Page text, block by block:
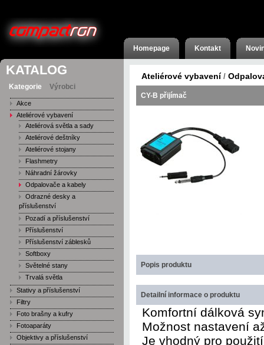
Homepage Kontakt
KATALOG
Kategorie Výrobci
Akce
Ateliérové vybavení
Ateliérová světla a sady
Ateliérové deštníky
Ateliérové stojany
Flashmetry
Náhradní žárovky
Odpalovače a kabely
Odrazné desky a
příslušenství
Pozadí a příslušenství
Příslušenství
Příslušenství záblesků
Softboxy
Světelné stany
Trvalá světla
Stativy a příslušenství
Filtry
Foto brašny a kufry
Fotoaparáty
Objektivy a příslušenství
Ateliérové vybavení /
CY-B přijímač
Popis produktu
Detailní informace o produktu
Komfortní dálková
Možnost nastavení
Je vhodný pro